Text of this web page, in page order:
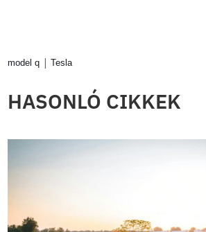
model q |Tesla
HASONLÓ CIKKEK